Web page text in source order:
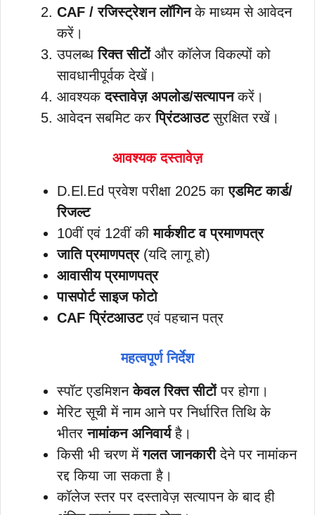
CAF / रजिस्ट्रेशन लॉगिनके माध्यम से आवेदन
करें।
उपलब्धरिक्त सीटोंऔर कॉलेज विकल्पों को
सावधानीपूर्वक देखें।
आवश्यकदस्तावेज़ अपलोड/सत्यापनकरें।
आवेदन सबमिट करप्रिंटआउटसुरक्षित रखें।
आवश्यक दस्तावेज़
D.El.Ed प्रवेश परीक्षा 2025 काएडमिट कार्ड/
रिजल्ट
10वीं एवं 12वीं कीमार्कशीट व प्रमाणपत्र
जाति प्रमाणपत्र(यदि लागू हो)
आवासीय प्रमाणपत्र
पासपोर्ट साइज फोटो
CAF प्रिंटआउटएवं पहचान पत्र
महत्वपूर्ण निर्देश
स्पॉट एडमिशनकेवल रिक्त सीटोंपर होगा।
मेरिट सूची में नाम आने पर निर्धारित तिथि के
भीतरनामांकन अनिवार्यहै।
किसी भी चरण मेंगलत जानकारीदेने पर नामांकन
रद्द किया जा सकता है।
कॉलेज स्तर पर दस्तावेज़ सत्यापन के बाद ही